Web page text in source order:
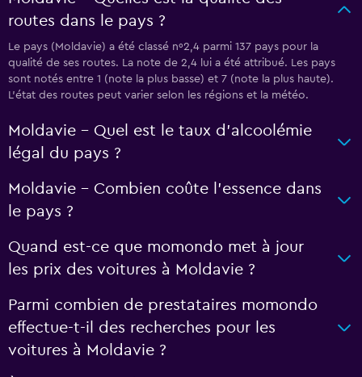
routes dans le pays ?
Le pays (Moldavie) a été classé nº2,4 parmi 137 pays pour la
qualité de ses routes. La note de 2,4 lui a été attribué. Les pays
sont notés entre 1 (note la plus basse) et 7 (note la plus haute).
L’état des routes peut varier selon les régions et la météo.
Moldavie - Quel est le taux d’alcoolémie
légal du pays ?
Moldavie - Combien coûte l’essence dans
le pays ?
Quand est-ce que momondo met à jour
les prix des voitures à Moldavie ?
Parmi combien de prestataires momondo
effectue-t-il des recherches pour les
voitures à Moldavie ?